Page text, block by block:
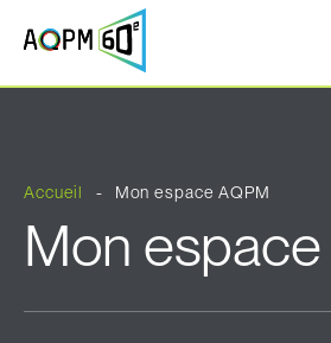
Accueil Mon espace AQPM
Mon espace